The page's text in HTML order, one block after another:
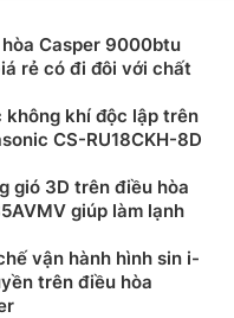
Casper 9000btu
rẻ có đi đôi với chất
không khí độc lập trên
CS-RU18CKH-8D
gió 3D trên điều hòa
giúp làm lạnh
vận hành hình sin i-
trên điều hòa